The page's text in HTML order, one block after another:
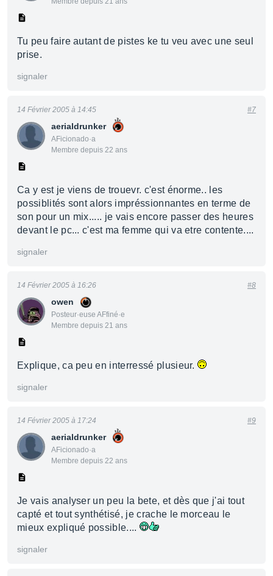
Tu peu faire autant de pistes ke tu veu avec une seul
prise.
signaler
aerialdrunker
AFicionado·a
Membre depuis 22 ans
14 Février 2005 à 14:45 #7
Ca y est je viens de trouevr. c'est énorme.. les
possiblités sont alors impréssionnantes en terme de
son pour un mix..... je vais encore passer des heures
devant le pc... c'est ma femme qui va etre contente....
signaler
owen
Posteur·euse AFfiné·e
Membre depuis 21 ans
14 Février 2005 à 16:26 #8
Explique, ca peu en interressé plusieur.
signaler
aerialdrunker
AFicionado·a
Membre depuis 22 ans
14 Février 2005 à 17:24 #9
Je vais analyser un peu la bete, et dès que j'ai tout
capté et tout synthétisé, je crache le morceau le
mieux expliqué possible....
signaler